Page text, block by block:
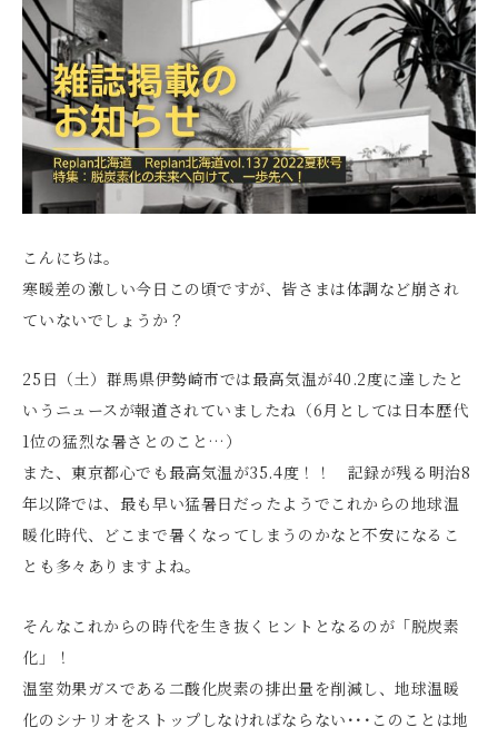
こんにちは。
寒暖差の激しい今日この頃ですが、皆さまは体調など崩され
ていないでしょうか？
25日（土）群馬県伊勢崎市では最高気温が40.2度に達したと
いうニュースが報道されていましたね（6月としては日本歴代
1位の猛烈な暑さとのこと…）
また、東京都心でも最高気温が35.4度！！ 記録が残る明治8
年以降では、最も早い猛暑日だったようでこれからの地球温
暖化時代、どこまで暑くなってしまうのかなと不安になるこ
とも多々ありますよね。
そんなこれからの時代を生き抜くヒントとなるのが「脱炭素
化」！
温室効果ガスである二酸化炭素の排出量を削減し、地球温暖
化のシナリオをストップしなければならない･･･このことは地